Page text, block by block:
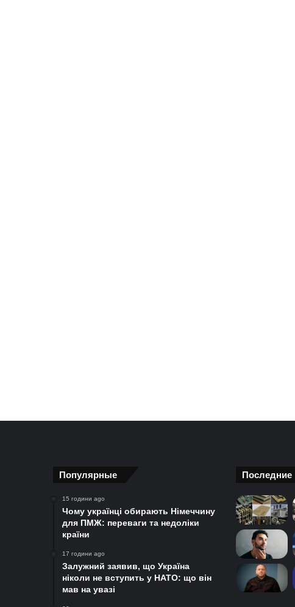
Популярные
15 години ago
Чому українці обирають Німеччину
для ПМЖ: переваги та недоліки
країни
17 години ago
Залужний заявив, що Україна
ніколи не вступить у НАТО: що він
мав на увазі
Последние